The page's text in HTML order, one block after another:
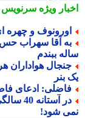
ویژهسرنویس
و چهره
آقا سهراب حس
ببندم
هواداران
بنر
ادعای
‏در آستانه
شود!